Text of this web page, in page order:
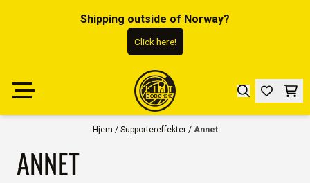
Shipping outside of Norway?
Click here!
Hjem / Supportereffekter / Annet
ANNET